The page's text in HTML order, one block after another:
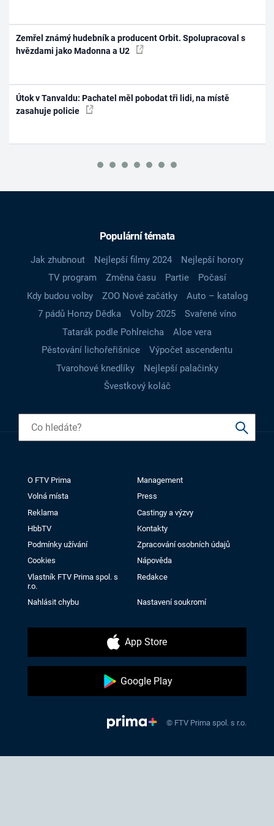
Zemřel známý hudebník a producent Orbit. Spolupracoval s
hvězdami jako Madonna a U2
Útok v Tanvaldu: Pachatel měl pobodat tři lidi, na místě
zasahuje policie
Populární témata
Jak zhubnout Nejlepší filmy 2024
Nejlepší horory
TV program
Změna času Partie
Počasí
Kdy budou volby
ZOO Nové začátky
Auto – katalog
7 pádů Honzy Dědka
Volby 2025
Svařené víno
Tatarák podle Pohlreicha
Aloe vera
Pěstování lichořeřišnice
Výpočet ascendentu
Tvarohové knedlíky
Nejlepší palačinky
Švestkový koláč
O FTV Prima
Management
Volná místa
Press
Reklama
Castingy a výzvy
HbbTV
Kontakty
Podmínky užívání
Zpracování osobních údajů
Cookies
Nápověda
Vlastník FTV Prima spol. s
r.o.
Redakce
Nahlásit chybu Nastavení soukromí
App Store
Google Play
© FTV Prima spol. s r.o.